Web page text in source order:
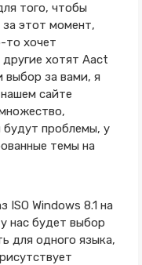
того, чтобы
этот момент,
то хочет
хотят Aact
выбор за вами, я
сайте
будут проблемы, у
темы на
ISO Windows 8.1 на
нас будет выбор
для одного языка,